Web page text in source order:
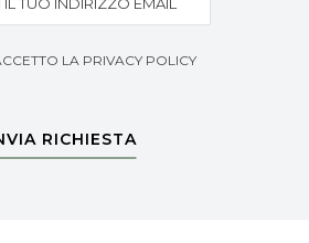
LA PRIVACY POLICY
RICHIESTA